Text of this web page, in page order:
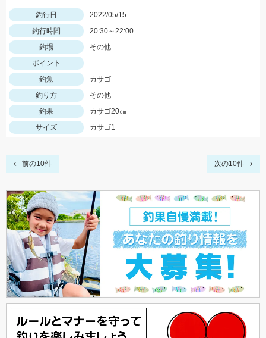
釣行日
2022/05/15
釣行時間
20:30～22:00
釣場
その他
ポイント
釣魚
カサゴ
釣り方
その他
釣果
カサゴ20㎝
サイズ
カサゴ1
前の10件 次の10件